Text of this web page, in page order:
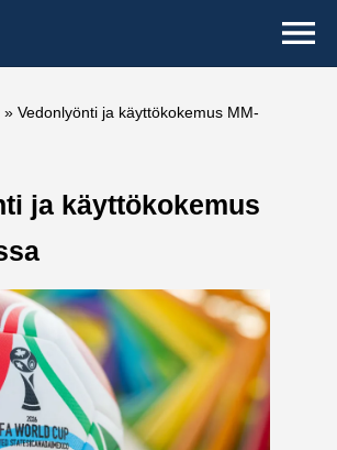
» Vedonlyönti ja käyttökokemus MM-
ja käyttökokemus